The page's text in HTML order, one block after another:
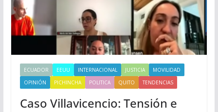
ECUADOR EEUU INTERNACIONAL JUSTICIA
MOVILIDAD
OPINIÓN
PICHINCHA POLITICA QUITO TENDENCIAS
Caso Villavicencio: Tensión e